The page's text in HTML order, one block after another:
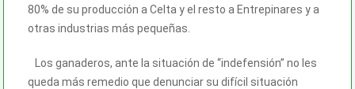
80% de su producción a Celta y el resto a Entrepinares y a
otras industrias más pequeñas.
Los ganaderos, ante la situación de “indefensión” no les
queda más remedio que denunciar su difícil situación